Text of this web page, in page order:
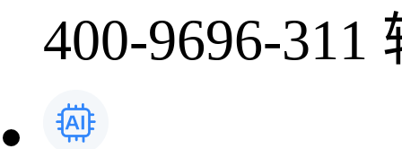
400-9696-311